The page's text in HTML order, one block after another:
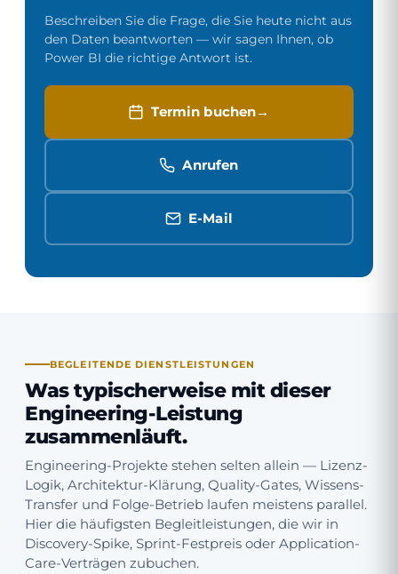
Beschreiben Sie die Frage, die Sie heute nicht aus
den Daten beantworten — wir sagen Ihnen, ob
Power BI die richtige Antwort ist.
Termin buchen
Anrufen
E-Mail
BEGLEITENDE DIENSTLEISTUNGEN
Was typischerweise mit dieser
Engineering-Leistung
zusammenläuft.
Engineering-Projekte stehen selten allein — Lizenz-
Logik, Architektur-Klärung, Quality-Gates, Wissens-
Transfer und Folge-Betrieb laufen meistens parallel.
Hier die häufigsten Begleitleistungen, die wir in
Discovery-Spike, Sprint-Festpreis oder Application-
Care-Verträgen zubuchen.